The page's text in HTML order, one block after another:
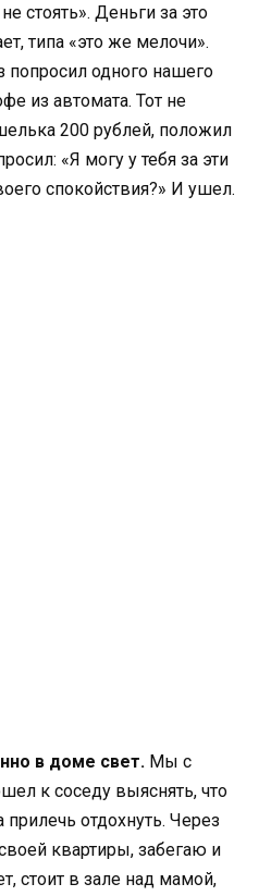
стоять». Деньги за это
типа «это же мелочи».
попросил одного нашего
из автомата. Тот не
200 рублей, положил
«Я могу у тебя за эти
спокойствия?» И ушел.
в доме свет. Мы с
к соседу выяснять, что
отдохнуть. Через
квартиры, забегаю и
стоит в зале над мамой,